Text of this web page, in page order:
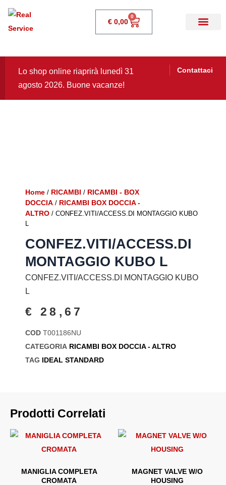
€ 0,00
0
Contattaci
Lo shop online riaprirà lunedì 31
agosto 2026. Buone vacanze!
Home / RICAMBI / RICAMBI - BOX
DOCCIA / RICAMBI BOX DOCCIA -
ALTRO / CONFEZ.VITI/ACCESS.DI MONTAGGIO KUBO
CONFEZ.VITI/ACCESS.DI
MONTAGGIO KUBO L
CONFEZ.VITI/ACCESS.DI MONTAGGIO KUBO
L
€ 28,67
COD T001186NU
CATEGORIA RICAMBI BOX DOCCIA - ALTRO
TAG IDEAL STANDARD
Prodotti Correlati
MANIGLIA COMPLETA
CROMATA
MAGNET VALVE W/O
HOUSING